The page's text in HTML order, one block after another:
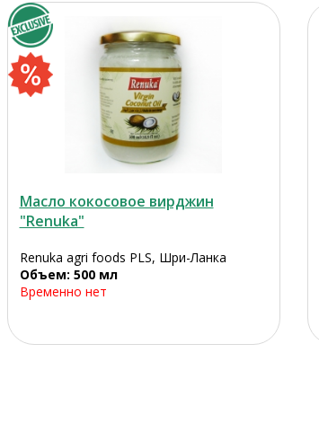
Масло кокосовое вирджин
"Renuka"
Renuka agri foods PLS, Шри-Ланка
Объем: 500 мл
Временно нет